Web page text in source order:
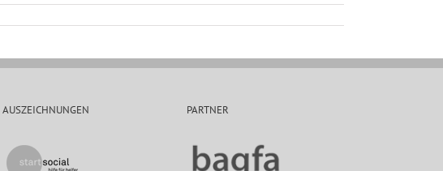
AUSZEICHNUNGEN PARTNER